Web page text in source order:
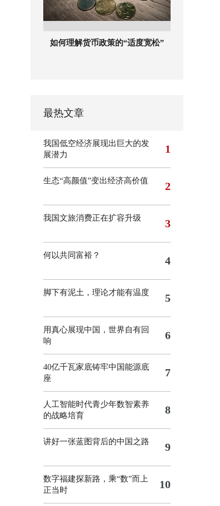
如何理解货币政策的“适度宽松”
最热文章
我国低空经济展现出巨大的发
展潜力
1
生态“高颜值”变出经济高价值 2
我国文旅消费正在扩容升级 3
何以共同富裕？ 4
脚下有泥土，理论才能有温度 5
用真心展现中国，世界自有回
响
6
40亿千瓦家底铸牢中国能源底
座
7
人工智能时代青少年数智素养
的战略培育
8
讲好一张蓝图背后的中国之路 9
数字福建探新路，乘“数”而上
正当时
10